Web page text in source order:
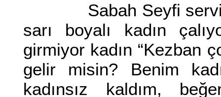
Sabah Seyfi servise
sarı boyalı kadın
girmiyor kadın “Kezban
gelir misin? Benim
kadınsız kaldım,